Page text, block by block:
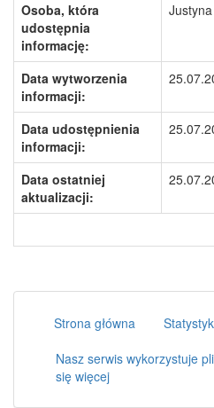
Osoba, która
udostępnia
informację:
Data wytworzenia
informacji:
Data udostępnienia
informacji:
Data ostatniej
aktualizacji:
Strona główna
Nasz serwis wykorzystuje
się więcej